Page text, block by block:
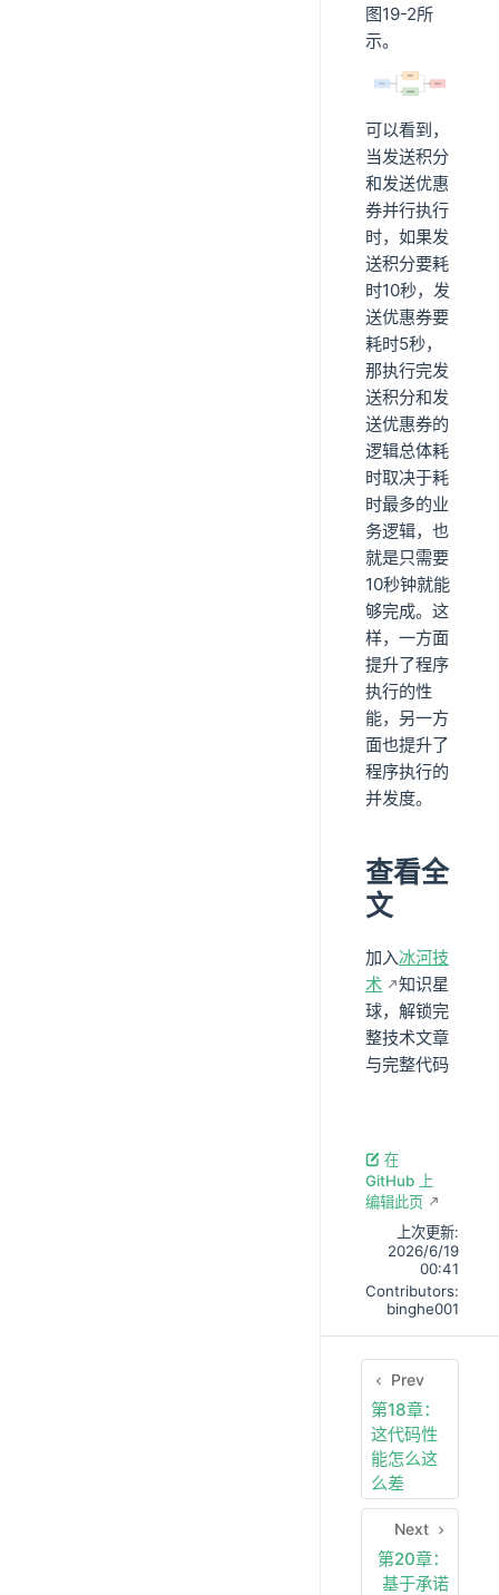
图19-2所
示。
可以看到，
当发送积分
和发送优惠
券并行执行
时，如果发
送积分要耗
时10秒，发
送优惠券要
耗时5秒，
那执行完发
送积分和发
送优惠券的
逻辑总体耗
时取决于耗
时最多的业
务逻辑，也
就是只需要
10秒钟就能
够完成。这
样，一方面
提升了程序
执行的性
能，另一方
面也提升了
程序执行的
并发度。
查看全
文
加入冰河技
术
知识星
球，解锁完
整技术文章
与完整代码
在
GitHub 上
编辑此页
上次更新:
2026/6/19
00:41
Contributors:
binghe001
Prev
第18章：
这代码性
能怎么这
么差
Next
第20章：
基于承诺